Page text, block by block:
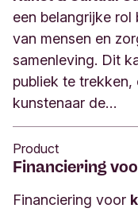
een belangrijke
van mensen en
samenleving. Dit
publiek te
kunstenaar de…
Financiering
Product
Financiering voor